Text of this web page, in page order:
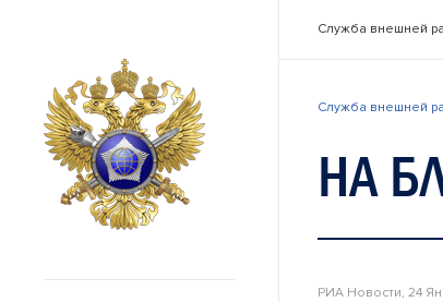
Служба внешней
Служба внешней
НА
РИА Новости, 24